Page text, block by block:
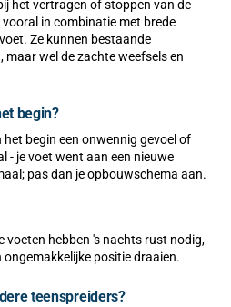
het vertragen of stoppen van de
in combinatie met brede
Ze kunnen bestaande
wel de zachte weefsels en
begin?
het begin een onwennig gevoel of
- je voet went aan een nieuwe
pas dan je opbouwschema aan.
voeten hebben 's nachts rust nodig,
positie draaien.
teenspreiders?